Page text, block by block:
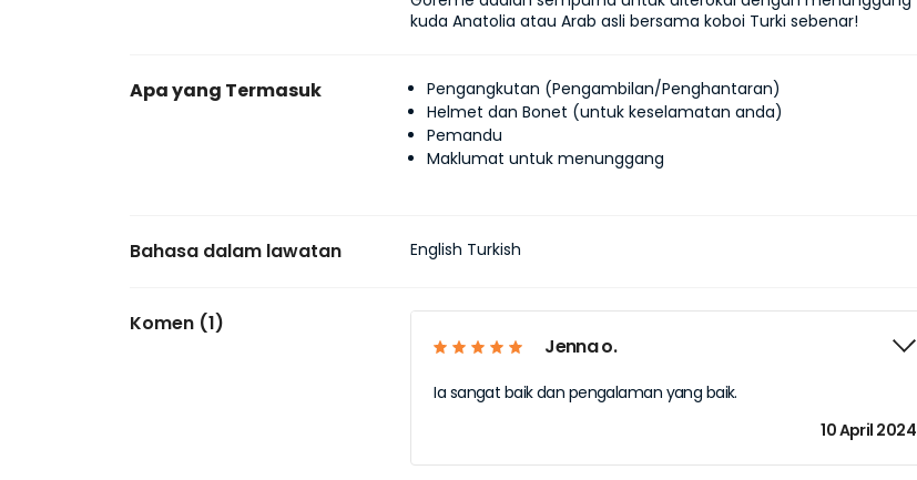
kuda Anatolia atau Arab asli bersama koboi Turki sebenar!
Apa yang Termasuk
Pengangkutan (Pengambilan/Penghantaran)
Helmet dan Bonet (untuk keselamatan anda)
Pemandu
Maklumat untuk menunggang
Bahasa dalam lawatan English Turkish
Komen (1)
Jenna o.
Ia sangat baik dan pengalaman yang baik.
10 April 2024